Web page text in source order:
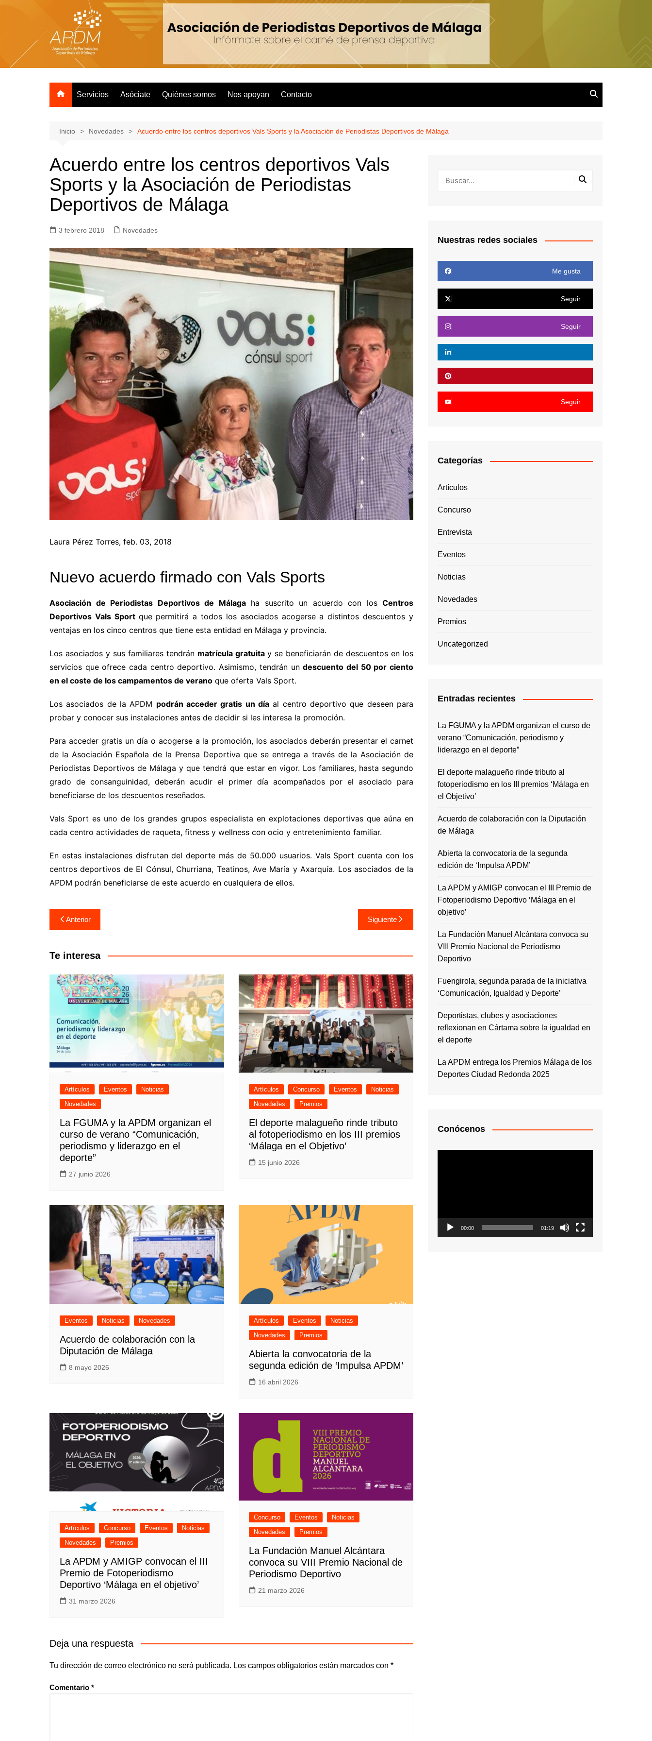
Servicios Asóciate Quiénes somos Nos apoyan Contacto
Inicio Novedades Acuerdo entre los centros deportivos Vals Sports y la Asociación de Periodistas Deportivos de Málaga
Acuerdo entre los centros deportivos Vals
Sports y la Asociación de Periodistas
Deportivos de Málaga
3 febrero 2018 Novedades
Laura Pérez Torres, feb. 03, 2018
Nuevo acuerdo firmado con Vals Sports
Asociación de Periodistas Deportivos de Málagaha suscrito un acuerdo con los Centros
Deportivos Vals Sport que permitirá a todos los asociados acogerse a distintos descuentos y
ventajas en los cinco centros que tiene esta entidad en Málaga y provincia.
Los asociados y sus familiares tendrán matrícula gratuitay se beneficiarán de descuentos en los
servicios que ofrece cada centro deportivo. Asimismo, tendrán undescuento del 50 por ciento
en el coste de los campamentos de verano que oferta Vals Sport.
Los asociados de la APDM podrán acceder gratis un día al centro deportivo que deseen para
probar y conocer sus instalaciones antes de decidir si les interesa la promoción.
Para acceder gratis un día o acogerse a la promoción, los asociados deberán presentar el carnet
de la Asociación Española de la Prensa Deportiva que se entrega a través de la Asociación de
Periodistas Deportivos de Málaga y que tendrá que estar en vigor. Los familiares, hasta segundo
grado de consanguinidad, deberán acudir el primer día acompañados por el asociado para
beneficiarse de los descuentos reseñados.
Vals Sport es uno de los grandes grupos especialista en explotaciones deportivas que aúna en
cada centro actividades de raqueta, fitness y wellness con ocio y entretenimiento familiar.
En estas instalaciones disfrutan del deporte más de 50.000 usuarios. Vals Sport cuenta con los
centros deportivos de El Cónsul, Churriana, Teatinos, Ave María y Axarquía. Los asociados de la
APDM podrán beneficiarse de este acuerdo en cualquiera de ellos.
Anterior Siguiente
Te interesa
Artículos Eventos
Noticias
Novedades
La FGUMA y la APDM organizan el
curso de verano “Comunicación,
periodismo y liderazgo en el
deporte”
27 junio 2026
Artículos Concurso Eventos
Noticias
Novedades
Premios
El deporte malagueño rinde tributo
al fotoperiodismo en los III premios
‘Málaga en el Objetivo’
15 junio 2026
Eventos Noticias Novedades
Acuerdo de colaboración con la
Diputación de Málaga
8 mayo 2026
Artículos Eventos
Noticias
Novedades
Premios
Abierta la convocatoria de la
segunda edición de ‘Impulsa APDM’
16 abril 2026
Artículos Concurso Eventos
Noticias
Novedades
Premios
La APDM y AMIGP convocan el III
Premio de Fotoperiodismo
Deportivo ‘Málaga en el objetivo’
31 marzo 2026
Concurso Eventos
Noticias
Novedades
Premios
La Fundación Manuel Alcántara
convoca su VIII Premio Nacional de
Periodismo Deportivo
21 marzo 2026
Deja una respuesta
Tu dirección de correo electrónico no será publicada. Los campos obligatorios están marcados con *
Comentario *
Nuestras redes sociales
Me gusta
Seguir
Seguir
Seguir
Categorías
Artículos
Concurso
Entrevista
Eventos
Noticias
Novedades
Premios
Uncategorized
Entradas recientes
La FGUMA y la APDM organizan el curso de
verano “Comunicación, periodismo y
liderazgo en el deporte”
El deporte malagueño rinde tributo al
fotoperiodismo en los III premios ‘Málaga en
el Objetivo’
Acuerdo de colaboración con la Diputación
de Málaga
Abierta la convocatoria de la segunda
edición de ‘Impulsa APDM’
La APDM y AMIGP convocan el III Premio de
Fotoperiodismo Deportivo ‘Málaga en el
objetivo’
La Fundación Manuel Alcántara convoca su
VIII Premio Nacional de Periodismo
Deportivo
Fuengirola, segunda parada de la iniciativa
‘Comunicación, Igualdad y Deporte’
Deportistas, clubes y asociaciones
reflexionan en Cártama sobre la igualdad en
el deporte
La APDM entrega los Premios Málaga de los
Deportes Ciudad Redonda 2025
Conócenos
00:00 01:19